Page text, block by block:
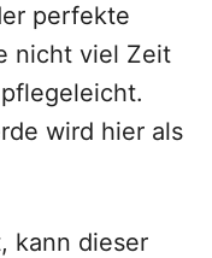
perfekte
nicht viel Zeit
wird hier als
kann dieser